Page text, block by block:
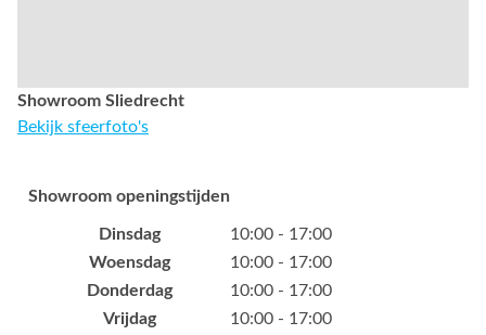
Showroom Sliedrecht
Bekijk sfeerfoto's
Showroom openingstijden
Dinsdag
10:00 - 17:00
Woensdag
10:00 - 17:00
Donderdag
10:00 - 17:00
Vrijdag
10:00 - 17:00